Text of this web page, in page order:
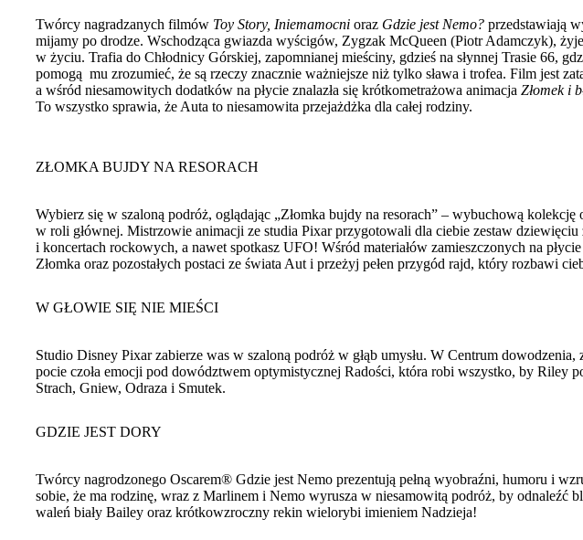
Twórcy nagradzanych filmów Toy Story, Iniemamocni oraz Gdzie jest Nemo? przedstawiają
mijamy po drodze. Wschodząca gwiazda wyścigów, Zygzak McQueen (Piotr Adamczyk),
w życiu. Trafia do Chłodnicy Górskiej, zapomnianej mieściny, gdzieś na słynnej Trasie 66,
pomogą mu zrozumieć, że są rzeczy znacznie ważniejsze niż tylko sława i trofea. Film jest
a wśród niesamowitych dodatków na płycie znalazła się krótkometrażowa animacja Złomek i
To wszystko sprawia, że Auta to niesamowita przejażdżka dla całej rodziny.
ZŁOMKA BUJDY NA RESORACH
Wybierz się w szaloną podróż, oglądając „Złomka bujdy na resorach” – wybuchową
w roli głównej. Mistrzowie animacji ze studia Pixar przygotowali dla ciebie zestaw
i koncertach rockowych, a nawet spotkasz UFO! Wśród materiałów zamieszczonych na
Złomka oraz pozostałych postaci ze świata Aut i przeżyj pełen przygód rajd, który rozbawi
W GŁOWIE SIĘ NIE MIEŚCI
Studio Disney Pixar zabierze was w szaloną podróż w głąb umysłu. W Centrum
pocie czoła emocji pod dowództwem optymistycznej Radości, która robi wszystko, by Riley
Strach, Gniew, Odraza i Smutek.
GDZIE JEST DORY
Twórcy nagrodzonego Oscarem® Gdzie jest Nemo prezentują pełną wyobraźni, humoru i
sobie, że ma rodzinę, wraz z Marlinem i Nemo wyrusza w niesamowitą podróż, by
waleń biały Bailey oraz krótkowzroczny rekin wielorybi imieniem Nadzieja!